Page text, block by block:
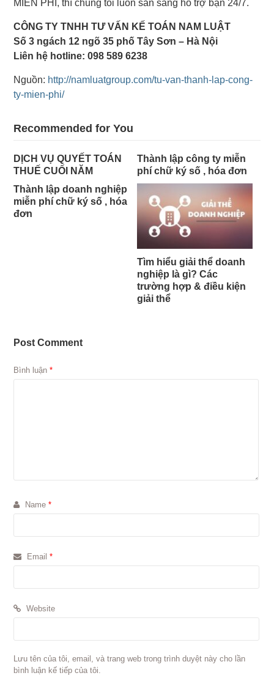
MIỄN PHÍ, thì chúng tôi luôn sẵn sàng hỗ trợ bạn 24/7.
CÔNG TY TNHH TƯ VẤN KẾ TOÁN NAM LUẬT
Số 3 ngách 12 ngõ 35 phố Tây Sơn – Hà Nội
Liên hệ hotline: 098 589 6238
Nguồn: http://namluatgroup.com/tu-van-thanh-lap-cong-
ty-mien-phi/
Recommended for You
DỊCH VỤ QUYẾT TOÁN
THUẾ CUỐI NĂM
Thành lập công ty miễn
phí chữ ký số , hóa đơn
Thành lập doanh nghiệp
miễn phí chữ ký số , hóa
đơn
Tìm hiểu giải thể doanh
nghiệp là gì? Các
trường hợp & điều kiện
giải thể
Post Comment
Bình luận*
Name*
Email*
Website
Lưu tên của tôi, email, và trang web trong trình duyệt này cho lần
bình luận kế tiếp của tôi.